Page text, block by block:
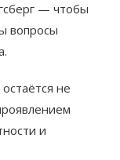
— чтобы
вопросы
не
и